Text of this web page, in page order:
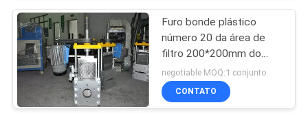
Máquina da
Furo bonde plástico
número 20 da área de
filtro 200*200mm do
cambiador da tela dos
PP do PE
negotiable MOQ:1 conjunto
CONTATO